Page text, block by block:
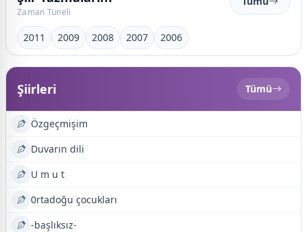
Zaman Tüneli
2011 2009 2008 2007 2006
Şiirleri Tümü
Özgeçmişim
Duvarın dili
U m u t
0rtadoğu çocukları
-başlıksız-